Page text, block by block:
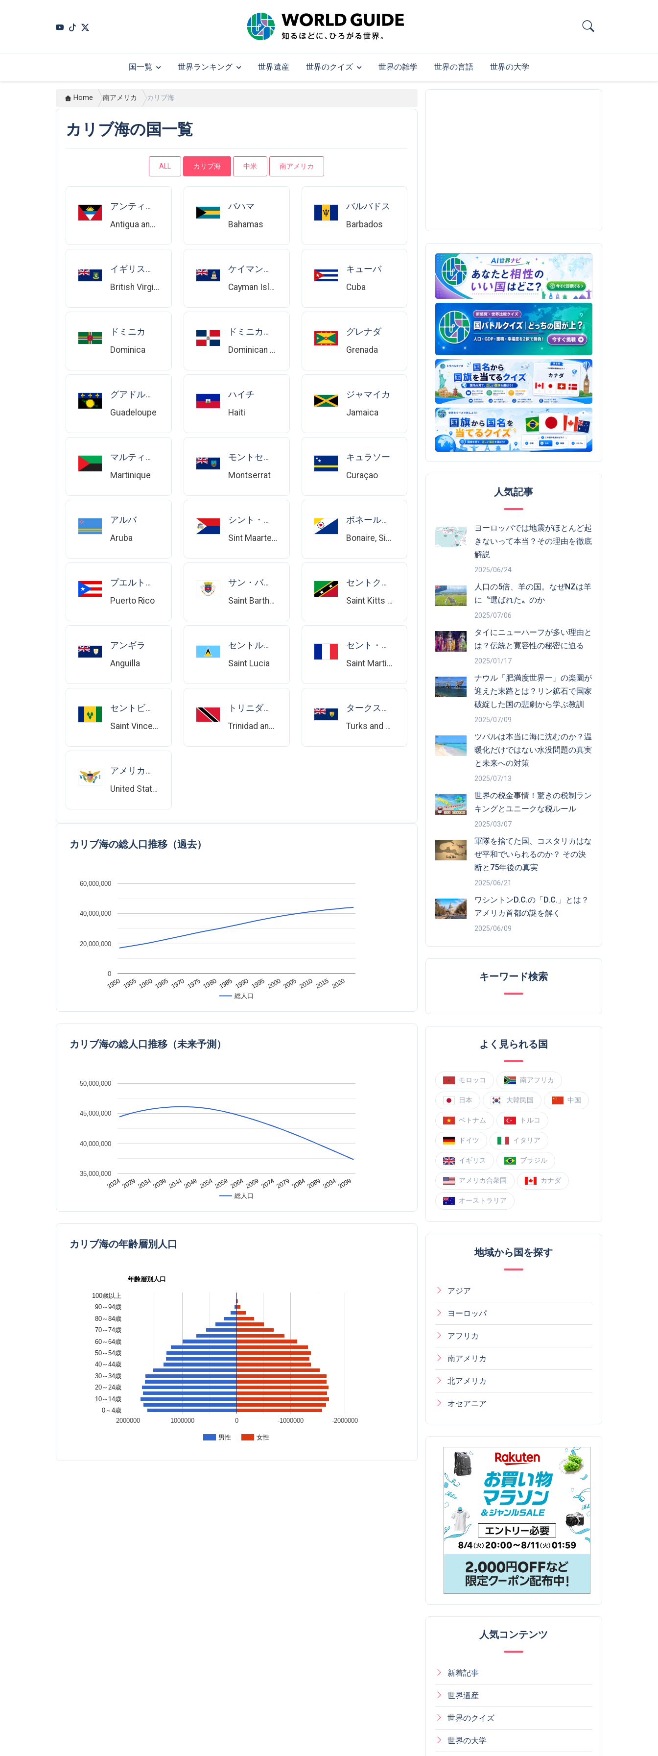
国一覧 世界ランキング 世界遺産 世界のクイズ 世界の雑学 世界の言語 世界の大学
Home 南アメリカ カリブ海
カリブ海の国一覧
ALL カリブ海 中米 南アメリカ
アンティグア・バーブーダ
Antigua and Barbuda
バハマ
Bahamas
バルバドス
Barbados
イギリス領バージン諸島
British Virgin Islands
ケイマン諸島
Cayman Islands
キューバ
Cuba
ドミニカ
Dominica
ドミニカ共和国
Dominican Republic
グレナダ
Grenada
グアドループ
Guadeloupe
ハイチ
Haiti
ジャマイカ
Jamaica
マルティニーク
Martinique
モントセラト
Montserrat
キュラソー
Curaçao
アルバ
Aruba
シント・マールテン (オランダ語)
Sint Maarten (Dutch part)
ボネール、シント・ユースタティウス、サバ
Bonaire, Sint Eustatius and Saba
プエルトリコ
Puerto Rico
サン・バルテルミー
Saint Barthélemy
セントクリストファー・ネイビス
Saint Kitts and Nevis
アンギラ
Anguilla
セントルシア
Saint Lucia
セント・マーチン（フランス語の部分）
Saint Martin (French part)
セントビンセントおよびグレナディーン諸島
Saint Vincent and the Grenadines
トリニダード・トバゴ
Trinidad and Tobago
タークス・カイコス諸島
Turks and Caicos Islands
アメリカ領ヴァージン諸島
United States Virgin Islands
カリブ海の総人口推移（過去）
総人口
1950 1955 1960 1965 1970 1975 1980 1985 1990 1995 2000 2005 2010 2015 2020
0
20,000,000
40,000,000
60,000,000
カリブ海の総人口推移（未来予測）
総人口
20242029 20342039 20442049 20542059 20642069 20742079 20842089 20942099
35,000,000
40,000,000
45,000,000
50,000,000
カリブ海の年齢層別人口
年齢層別人口
男性 女性
2000000 1000000 0 -1000000 -2000000
0～4歳
10～14歳
20～24歳
30～34歳
40～44歳
50～54歳
60～64歳
70～74歳
80～84歳
90～94歳
100歳以上
人気記事
ヨーロッパでは地震がほとんど起
きないって本当？その理由を徹底
解説
2025/06/24
人口の5倍、羊の国。なぜNZは羊
に〝選ばれた〟のか
2025/07/06
タイにニューハーフが多い理由と
は？伝統と寛容性の秘密に迫る
2025/01/17
ナウル「肥満度世界一」の楽園が
迎えた末路とは？リン鉱石で国家
破綻した国の悲劇から学ぶ教訓
2025/07/09
ツバルは本当に海に沈むのか？温
暖化だけではない水没問題の真実
と未来への対策
2025/07/13
世界の税金事情！驚きの税制ラン
キングとユニークな税ルール
2025/03/07
軍隊を捨てた国、コスタリカはな
ぜ平和でいられるのか？ その決
断と75年後の真実
2025/06/21
ワシントンD.C.の「D.C.」とは？
アメリカ首都の謎を解く
2025/06/09
キーワード検索
よく見られる国
モロッコ 南アフリカ
日本 大韓民国 中国
ベトナム トルコ
ドイツ イタリア
イギリス ブラジル
アメリカ合衆国 カナダ
オーストラリア
地域から国を探す
アジア
ヨーロッパ
アフリカ
南アメリカ
北アメリカ
オセアニア
人気コンテンツ
新着記事
世界遺産
世界のクイズ
世界の大学